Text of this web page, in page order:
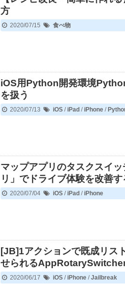
方
2020/07/15 食べ物
iOS用Python開発環境
を扱う
2020/07/13 iOS /iPad /iPhone /
マップアプリのタスクスイ
リ」でドライブ体験を改善す
2020/07/04 iOS / iPad / iPhone
[JB]1アクションで既成リス
せられるAppRotarySwitcher
2020/06/17 iOS /iPhone /Jailbreak